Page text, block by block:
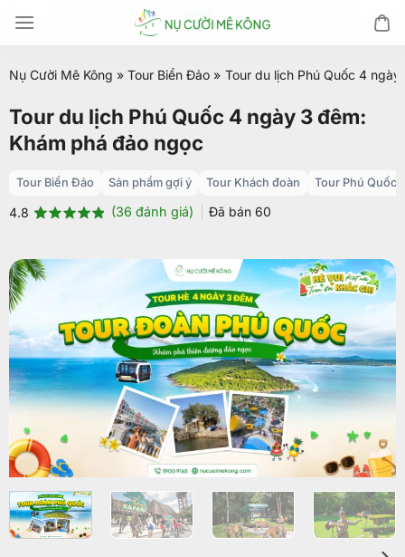
đến
dung
Nụ Cười Mê Kông » Tour Biển Đảo » Tour du lịch Phú Quốc 4
Tour du lịch Phú Quốc 4 ngày 3 đêm:
Khám phá đảo ngọc
Tour Biển Đảo Sản phẩm gợi ý Tour Khách đoàn Tour Phú Quốc
4.8
đánh giá
(36 đánh giá) Đã bán 60